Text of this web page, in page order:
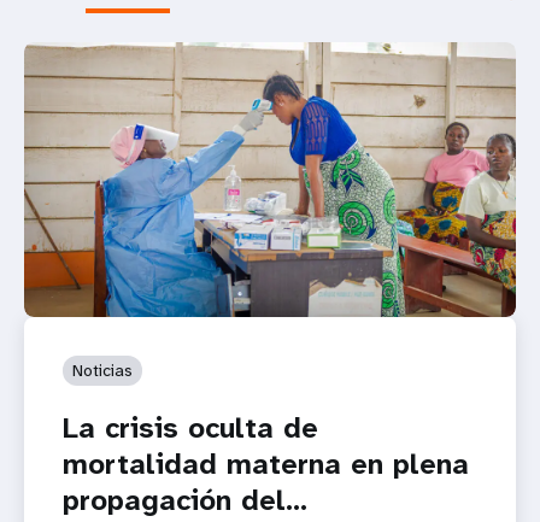
Noticias
La crisis oculta de
mortalidad materna en plena
propagación del...